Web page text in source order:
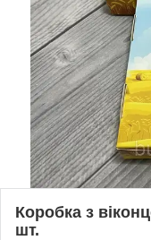
Коробка з
шт.